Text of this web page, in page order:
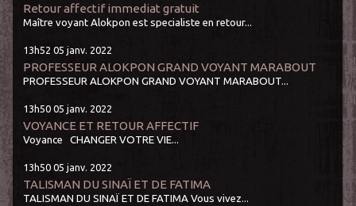
Retour affectif immediat gratuit
Maître voyant Alokpon est specialiste en retour...
13h52 05 janv. 2022
PROFESSEUR ALOKPON GRAND VOYANT MARABOUT
PROFESSEUR ALOKPON GRAND VOYANT MARABOUT...
13h50 05 janv. 2022
VOYANCE ET RETOUR AFFECTIF
Voyance CHANGER VOTRE VIE...
13h50 05 janv. 2022
TALISMAN DU SINAÏ ET DE FATIMA
TALISMAN DU SINAÏ ET DE FATIMA Vous vivez...